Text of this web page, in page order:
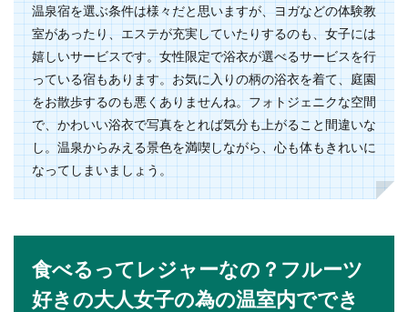
温泉宿を選ぶ条件は様々だと思いますが、ヨガなどの体験教
室があったり、エステが充実していたりするのも、女子には
嬉しいサービスです。女性限定で浴衣が選べるサービスを行
っている宿もあります。お気に入りの柄の浴衣を着て、庭園
をお散歩するのも悪くありませんね。フォトジェニクな空間
で、かわいい浴衣で写真をとれば気分も上がること間違いな
し。温泉からみえる景色を満喫しながら、心も体もきれいに
なってしまいましょう。
食べるってレジャーなの？フルーツ
好きの大人女子の為の温室内ででき